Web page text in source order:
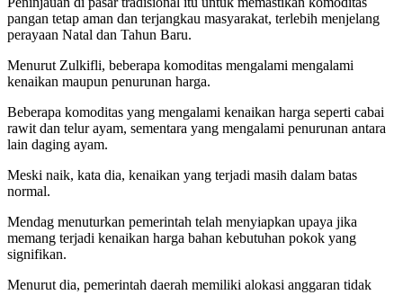
pangan tetap aman dan terjangkau masyarakat, terlebih menjelang
perayaan Natal dan Tahun Baru.
Menurut Zulkifli, beberapa komoditas mengalami mengalami
kenaikan maupun penurunan harga.
Beberapa komoditas yang mengalami kenaikan harga seperti cabai
rawit dan telur ayam, sementara yang mengalami penurunan antara
lain daging ayam.
Meski naik, kata dia, kenaikan yang terjadi masih dalam batas
normal.
Mendag menuturkan pemerintah telah menyiapkan upaya jika
memang terjadi kenaikan harga bahan kebutuhan pokok yang
signifikan.
Menurut dia, pemerintah daerah memiliki alokasi anggaran tidak